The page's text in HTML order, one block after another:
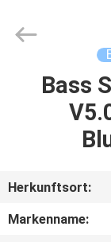
HAUS
ÜBER
UNS
Co,ltd.
Bass
Herkunftsort:
Markenname: